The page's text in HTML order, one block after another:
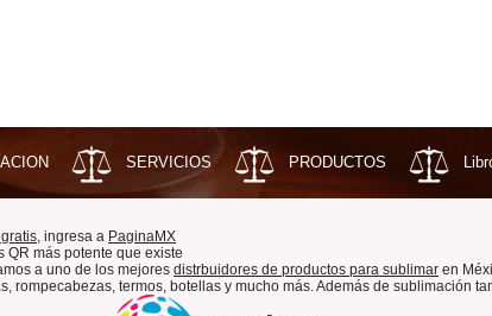
SERVICIOS PRODUCTOS
ingresa a PaginaMX
más potente que existe
a uno de los mejores distrbuidores de productos para sublimar en
rompecabezas, termos, botellas y mucho más. Además de sublimación